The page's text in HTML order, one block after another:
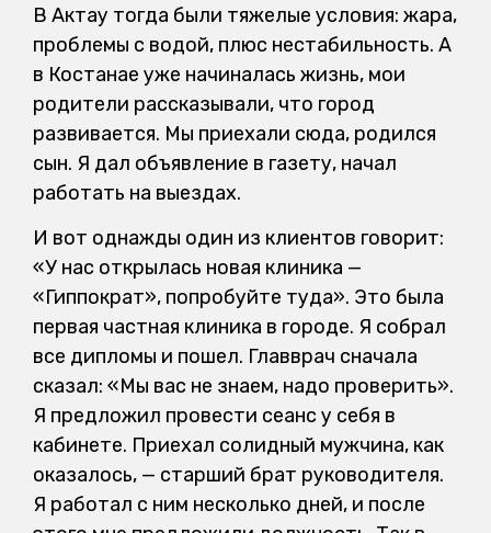
В Актау тогда были тяжелые условия: жара,
проблемы с водой, плюс нестабильность. А
в Костанае уже начиналась жизнь, мои
родители рассказывали, что город
развивается. Мы приехали сюда, родился
сын. Я дал объявление в газету, начал
работать на выездах.
И вот однажды один из клиентов говорит:
«У нас открылась новая клиника —
«Гиппократ», попробуйте туда». Это была
первая частная клиника в городе. Я собрал
все дипломы и пошел. Главврач сначала
сказал: «Мы вас не знаем, надо проверить».
Я предложил провести сеанс у себя в
кабинете. Приехал солидный мужчина, как
оказалось, — старший брат руководителя.
Я работал с ним несколько дней, и после